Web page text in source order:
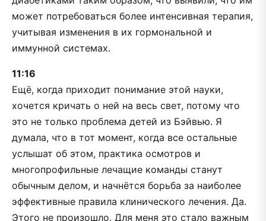
может потребоваться более интенсивная терапия,
учитывая изменения в их гормональной и
иммунной системах.
11:16
Ещё, когда приходит понимание этой науки,
хочется кричать о ней на весь свет, потому что
это не только проблема детей из Бэйвью. Я
думала, что в тот момент, когда все остальные
услышат об этом, практика осмотров и
многопрофильные лечащие команды станут
обычным делом, и начнётся борьба за наиболее
эффективные правила клинического лечения. Да.
Этого не произошло. Для меня это стало важным